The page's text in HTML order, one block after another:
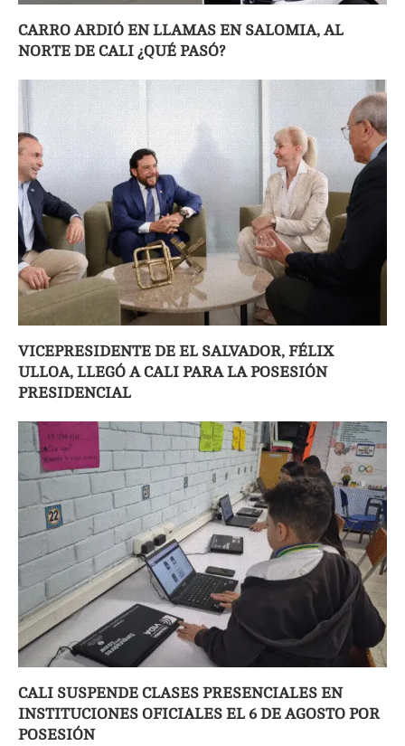
CARRO ARDIÓ EN LLAMAS EN SALOMIA, AL
NORTE DE CALI ¿QUÉ PASÓ?
VICEPRESIDENTE DE EL SALVADOR, FÉLIX
ULLOA, LLEGÓ A CALI PARA LA POSESIÓN
PRESIDENCIAL
CALI SUSPENDE CLASES PRESENCIALES EN
INSTITUCIONES OFICIALES EL 6 DE AGOSTO POR
POSESIÓN